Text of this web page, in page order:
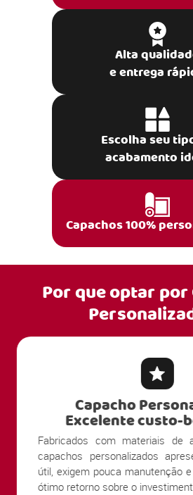
Alta
e entrega
Escolha seu
acabamento
Capachos 100%
Por que optar por
Capacho
Excelente custo-
Fabricados com materiais de
capachos personalizados
útil, exigem pouca manutenção
ótimo retorno sobre o